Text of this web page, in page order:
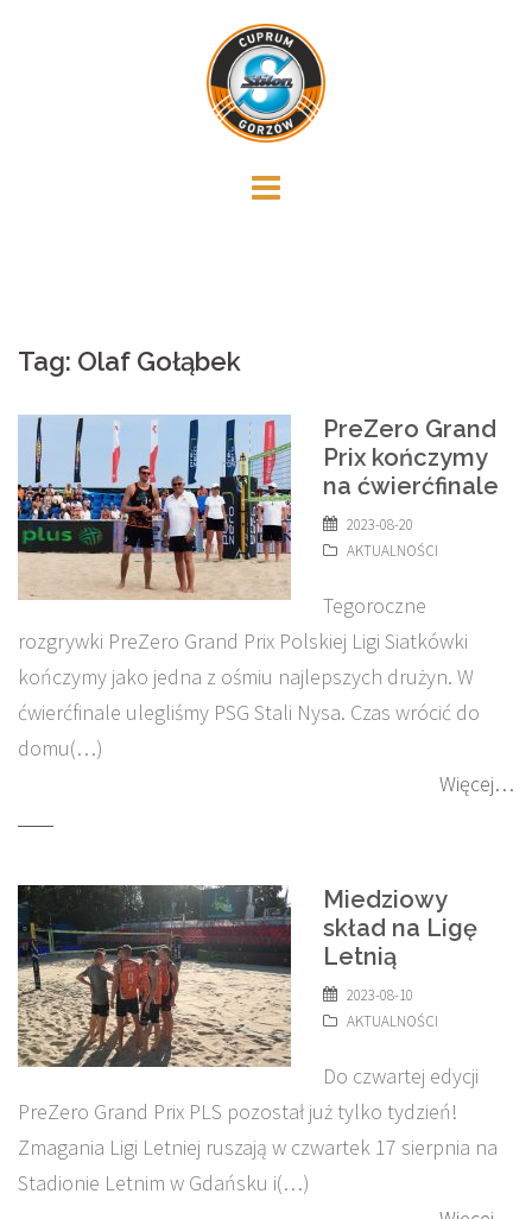
Tag: Olaf Gołąbek
PreZero Grand
Prix kończymy
na ćwierćfinale
2023-08-20
AKTUALNOŚCI
Tegoroczne
rozgrywki PreZero Grand Prix Polskiej Ligi Siatkówki
kończymy jako jedna z ośmiu najlepszych drużyn. W
ćwierćfinale ulegliśmy PSG Stali Nysa. Czas wrócić do
domu(…)
Więcej…
Miedziowy
skład na Ligę
Letnią
2023-08-10
AKTUALNOŚCI
Do czwartej edycji
PreZero Grand Prix PLS pozostał już tylko tydzień!
Zmagania Ligi Letniej ruszają w czwartek 17 sierpnia na
Stadionie Letnim w Gdańsku i(…)